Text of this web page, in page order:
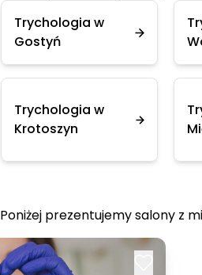
Trychologia w
Gostyń
Trychologia w
Krotoszyn
Poniżej prezentujemy salony z